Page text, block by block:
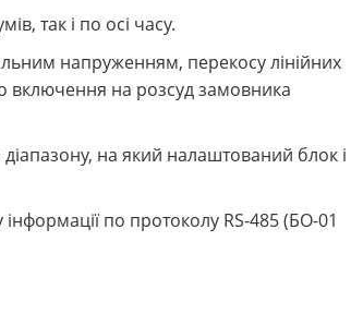
так і по осі часу.
напруженням, перекосу лінійних
включення на розсуд замовника
на який налаштований блок і
по протоколу RS-485 (БO-01